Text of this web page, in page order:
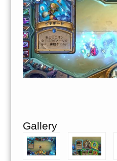
Gallery